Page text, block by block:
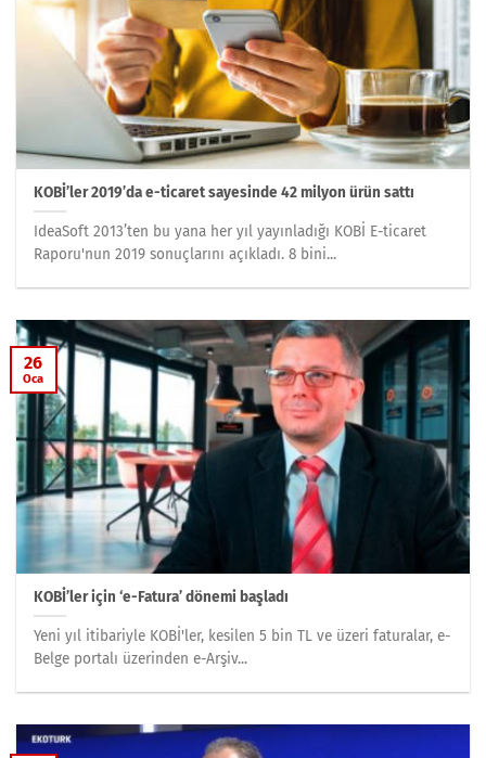
KOBİ’ler 2019’da e-ticaret sayesinde 42 milyon ürün sattı
IdeaSoft 2013’ten bu yana her yıl yayınladığı KOBİ E-ticaret
Raporu'nun 2019 sonuçlarını açıkladı. 8 bini...
KOBİ’ler için ‘e-Fatura’ dönemi başladı
Yeni yıl itibariyle KOBİ'ler, kesilen 5 bin TL ve üzeri faturalar, e-
Belge portalı üzerinden e-Arşiv...
26
Oca